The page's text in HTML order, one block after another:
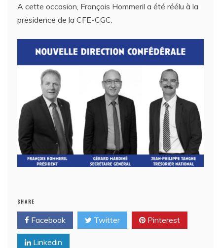
A cette occasion, François Hommeril a été réélu à la
présidence de la CFE-CGC.
SHARE
Facebook Twitter Pinterest
Linkedin